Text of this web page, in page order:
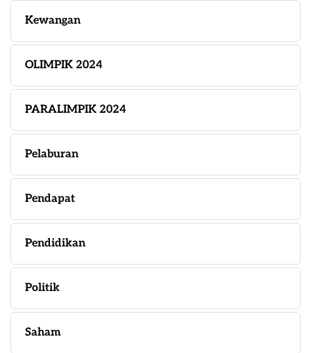
Kewangan
OLIMPIK 2024
PARALIMPIK 2024
Pelaburan
Pendapat
Pendidikan
Politik
Saham